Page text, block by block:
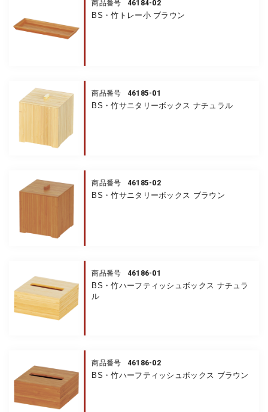
商品番号 46184-02
BS・竹トレー小 ブラウン
商品番号 46185-01
BS・竹サニタリーボックス ナチュラル
商品番号 46185-02
BS・竹サニタリーボックス ブラウン
商品番号 46186-01
BS・竹ハーフティッシュボックス ナチュラ
ル
商品番号 46186-02
BS・竹ハーフティッシュボックス ブラウン